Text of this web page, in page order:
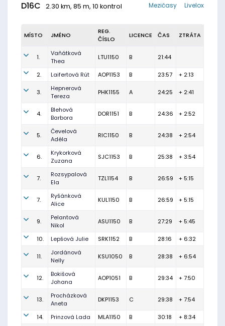
D16C 2.30 km, 85 m, 10 kontrol Livelox
Mezičasy
MÍSTO JMÉNO
REG.
ČÍSLO
LICENCE ČAS ZTRÁTA
1.
Vaňátková
Thea
LTU1150 B 21:44
2. Laifertová Rút AOP1153 B 23:57 + 2:13
3.
Hepnerová
Tereza
PHK1155 A 24:25 + 2:41
4.
Blehová
Barbora
DOR1151 B 24:36 + 2:52
5.
Čevelová
Adéla
RIC1150 B 24:38 + 2:54
6.
Krykorková
Zuzana
SJC1153 B 25:38 + 3:54
7.
Rozsypalová
Ela
TZL1154 B 26:59 + 5:15
7.
Ryšánková
Alice
KUL1150 B 26:59 + 5:15
9.
Pelantová
Nikol
ASU1150 B 27:29 + 5:45
10. Lepšová Julie SRK1152 B 28:16 + 6:32
11.
Jordánová
Nelly
KSU1050 B 28:38 + 6:54
12.
Bokišová
Johana
AOP1051 B 29:34 + 7:50
13.
Procházková
Aneta
DKP1153 C 29:38 + 7:54
14. Prinzová Lada MLA1150 B 30:18 + 8:34